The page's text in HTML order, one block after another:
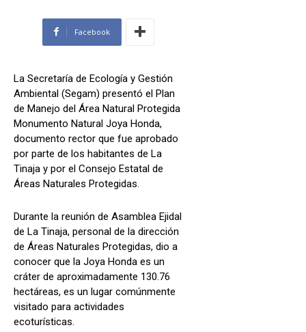
Facebook
La Secretaría de Ecología y Gestión
Ambiental (Segam) presentó el Plan
de Manejo del Área Natural Protegida
Monumento Natural Joya Honda,
documento rector que fue aprobado
por parte de los habitantes de La
Tinaja y por el Consejo Estatal de
Áreas Naturales Protegidas.
Durante la reunión de Asamblea Ejidal
de La Tinaja, personal de la dirección
de Áreas Naturales Protegidas, dio a
conocer que la Joya Honda es un
cráter de aproximadamente 130.76
hectáreas, es un lugar comúnmente
visitado para actividades
ecoturísticas.